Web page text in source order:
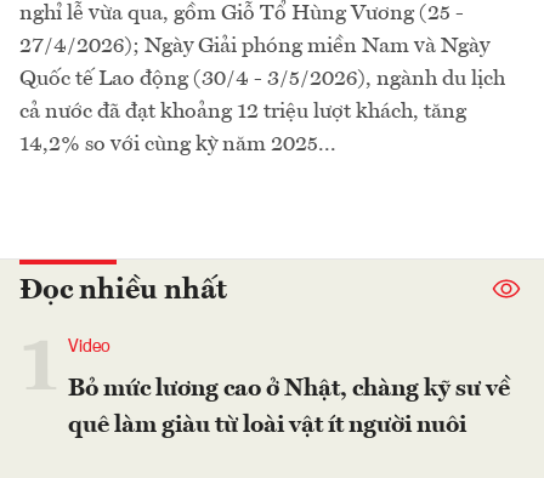
nghỉ lễ vừa qua, gồm Giỗ Tổ Hùng Vương (25 -
27/4/2026); Ngày Giải phóng miền Nam và Ngày
Quốc tế Lao động (30/4 - 3/5/2026), ngành du lịch
cả nước đã đạt khoảng 12 triệu lượt khách, tăng
14,2% so với cùng kỳ năm 2025...
Đọc nhiều nhất
Video
Bỏ mức lương cao ở Nhật, chàng kỹ sư về
quê làm giàu từ loài vật ít người nuôi